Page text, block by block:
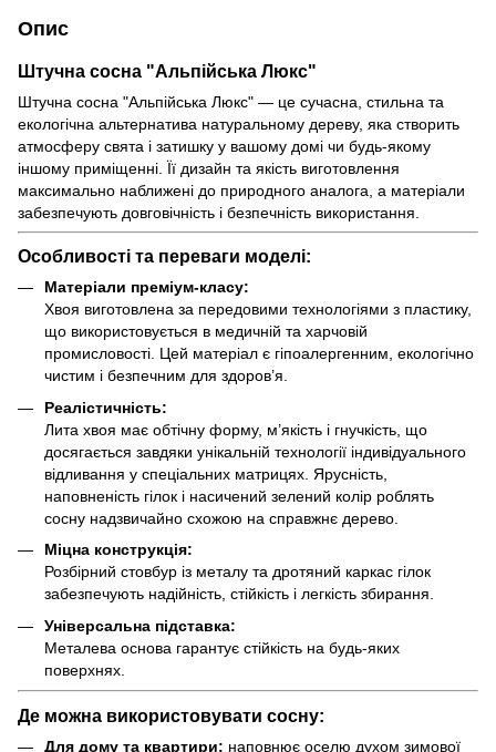
Опис
Штучна сосна "Альпійська Люкс"
Штучна сосна "Альпійська Люкс" — це сучасна, стильна та
екологічна альтернатива натуральному дереву, яка створить
атмосферу свята і затишку у вашому домі чи будь-якому
іншому приміщенні. Її дизайн та якість виготовлення
максимально наближені до природного аналога, а матеріали
забезпечують довговічність і безпечність використання.
Особливості та переваги моделі:
Матеріали преміум-класу:
Хвоя виготовлена за передовими технологіями з пластику,
що використовується в медичній та харчовій
промисловості. Цей матеріал є гіпоалергенним, екологічно
чистим і безпечним для здоров’я.
Реалістичність:
Лита хвоя має обтічну форму, м’якість і гнучкість, що
досягається завдяки унікальній технології індивідуального
відливання у спеціальних матрицях. Ярусність,
наповненість гілок і насичений зелений колір роблять
сосну надзвичайно схожою на справжнє дерево.
Міцна конструкція:
Розбірний стовбур із металу та дротяний каркас гілок
забезпечують надійність, стійкість і легкість збирання.
Універсальна підставка:
Металева основа гарантує стійкість на будь-яких
поверхнях.
Де можна використовувати сосну:
Для дому та квартири: наповнює оселю духом зимової